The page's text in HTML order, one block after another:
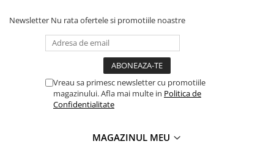
Newsletter Nu rata ofertele si promotiile noastre
Vreau sa primesc newsletter cu promotiile
magazinului. Afla mai multe in Politica de
Confidentialitate
MAGAZINUL MEU